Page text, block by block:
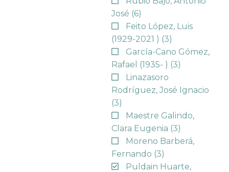
José (6)
Feito López, Luis
(1929-2021 ) (3)
García-Cano Gómez,
Rafael (1935- ) (3)
Linazasoro
Rodríguez, José Ignacio
(3)
Maestre Galindo,
Clara Eugenia (3)
Moreno Barberá,
Fernando (3)
Puldain Huarte,